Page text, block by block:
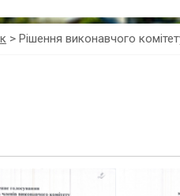
> Рішення виконавчого